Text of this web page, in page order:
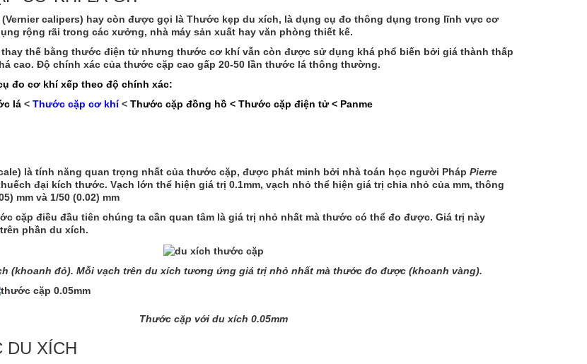
calipers) hay còn được gọi làThước kẹp du xích, là dụng cụ đo thông dụng trong lĩnh vực cơ
rộng rãi trong các xưởng, nhà máy sản xuất hay văn phòng thiết kế.
thế bằng thước điện tử nhưng thước cơ khí vẫn còn được sử dụng khá phổ biến bởi giá thành thấp
cao. Độ chính xác của thước cặp cao gấp 20-50 lần thước lá thông thường.
đo cơ khí xếp theo độ chính xác:
lá < Thước cặp cơ khí< Thước cặp đồng hồ < Thước cặp điện tử < Panme
là tính năng quan trọng nhất của thước cặp, được phát minh bởi nhà toán học người Pháp Pierre
đại kích thước. Vạch lớn thể hiện giá trị 0.1mm, vạch nhỏ thể hiện giá trị chia nhỏ của mm, thông
mm và 1/50 (0.02) mm
cặp điều đầu tiên chúng ta cần quan tâm là giá trị nhỏ nhất mà thước có thể đo được. Giá trị này
phần du xích.
(khoanh đỏ). Mỗi vạch trên du xích tương ứng giá trị nhỏ nhất mà thước đo được (khoanh vàng).
Thước cặp với du xích 0.05mm
DU XÍCH